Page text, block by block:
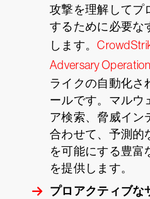
攻撃を理解してプ
するために必要な
します。
Adversary
ライクの自動化さ
ールです。マルウ
ア検索、脅威イン
合わせて、予測的
を可能にする豊富
を提供します。
プロアクティブな